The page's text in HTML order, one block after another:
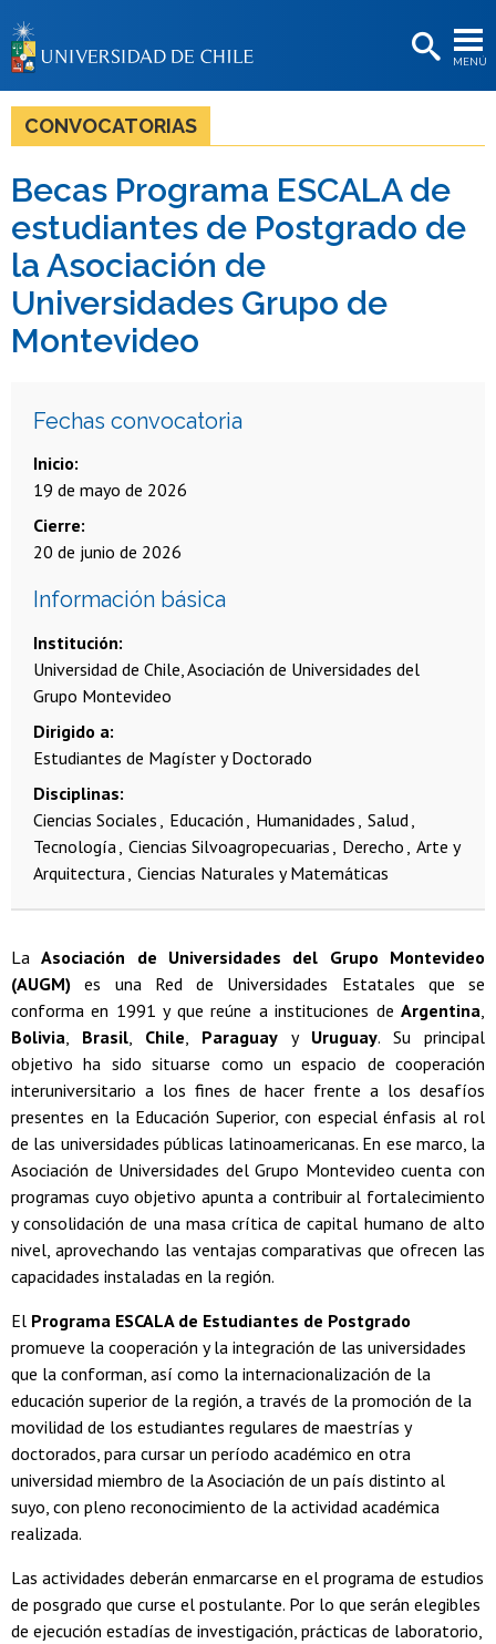
MENÚ
BIBLIOTECAS
LA UNIVERSIDAD
Estudiantes
Académicas/os
Funcionarias/os
CONVOCATORIAS
Becas Programa ESCALA de
estudiantes de Postgrado de
la Asociación de
Universidades Grupo de
Montevideo
Fechas convocatoria
Inicio
19 de mayo de 2026
Cierre
20 de junio de 2026
Información básica
Institución
Universidad de Chile, Asociación de Universidades del
Grupo Montevideo
Dirigido a
Estudiantes de Magíster y Doctorado
Disciplinas
Ciencias Sociales
Educación Humanidades Salud
Tecnología Ciencias Silvoagropecuarias Derecho Arte y
Arquitectura Ciencias Naturales y Matemáticas
LaAsociación de Universidades del Grupo Montevideo
(AUGM) es una Red de Universidades Estatales que se
conforma en 1991 y que reúne a instituciones de Argentina
Bolivia
Brasil Chile Paraguay y Uruguay. Su principal
objetivo ha sido situarse como un espacio de cooperación
interuniversitario a los fines de hacer frente a los desafíos
presentes en la Educación Superior, con especial énfasis al rol
de las universidades públicas latinoamericanas. En ese marco, la
Asociación de Universidades del Grupo Montevideo cuenta con
programas cuyo objetivo apunta a contribuir al fortalecimiento
y consolidación de una masa crítica de capital humano de alto
nivel, aprovechando las ventajas comparativas que ofrecen las
capacidades instaladas en la región.
El Programa ESCALA de Estudiantes de Postgrado
promueve la cooperación y la integración de las universidades
que la conforman, así como la internacionalización de la
educación superior de la región, a través de la promoción de la
movilidad de los estudiantes regulares de maestrías y
doctorados, para cursar un período académico en otra
universidad miembro de la Asociación de un país distinto al
suyo, con pleno reconocimiento de la actividad académica
realizada.
Las actividades deberán enmarcarse en el programa de estudios
de posgrado que curse el postulante. Por lo que serán elegibles
de ejecución estadías de investigación, prácticas de laboratorio,